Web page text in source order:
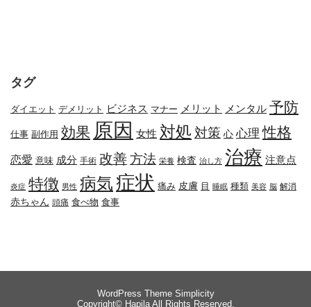
タグ
ダイエット デメリット ビジネス マナー メリット メンタル 予防
仕事 副作用 効果 原因 女性 対処 対策 心 心理 性格
恋愛 意味 成分 手術 改善方法 栄養 検査 治し方 治療 注意点
炎症 特徴 男性 病気症状 痛み 皮膚 目 睡眠 種類 美容 脳 解消
赤ちゃん 頭痛 食べ物 食事
WordPress Theme Simplicity
Copyright© HapilaAll Rights Reserved.